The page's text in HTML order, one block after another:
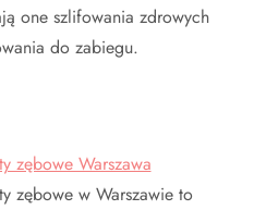
one szlifowania zdrowych
do zabiegu.
zębowe Warszawa
zębowe w Warszawie to